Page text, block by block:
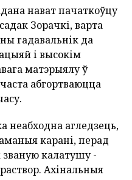
нават пачаткоўцу
Зорачкі, варта
гадавальнік да
і высокім
матэрыялу ў
абгортваюцца
неабходна агледзець,
карані, перад
калатушу -
Ахінальныя